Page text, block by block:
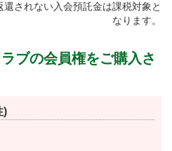
野カントリークラブは「ジ
す。
敷地内に展開しているのは
くお楽しみ頂けるコースで
されない入会預託金は課税対象と
なります。
ブの会員権をご購入さ
)